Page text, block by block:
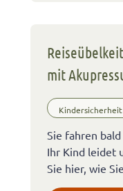
mit
Kindersicherheit
Sie fahren
Ihr Kind leidet
Sie hier, wie